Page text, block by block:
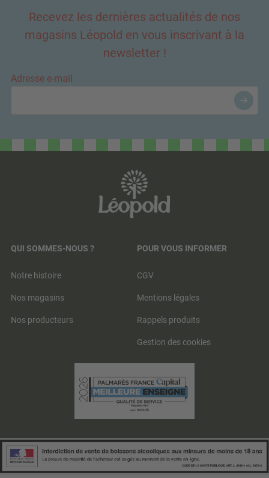
Recevez les dernières actualités de nos
magasins Léopold en vous inscrivant à la
newsletter !
Adresse e-mail
QUI SOMMES-NOUS ?
Notre histoire
Nos magasins
Nos producteurs
POUR VOUS INFORMER
CGV
Mentions légales
Rappels produits
Gestion des cookies